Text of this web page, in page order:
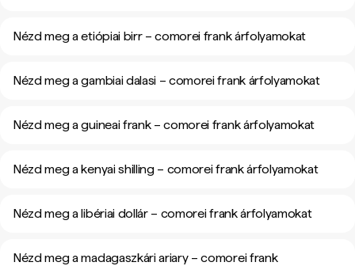
Nézd meg a etiópiai birr – comorei frank árfolyamokat
Nézd meg a gambiai dalasi – comorei frank árfolyamokat
Nézd meg a guineai frank – comorei frank árfolyamokat
Nézd meg a kenyai shilling – comorei frank árfolyamokat
Nézd meg a libériai dollár – comorei frank árfolyamokat
Nézd meg a madagaszkári ariary – comorei frank